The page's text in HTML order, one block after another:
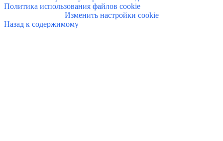
Политика использования файлов cookie
Изменить настройки cookie
Назад к содержимому